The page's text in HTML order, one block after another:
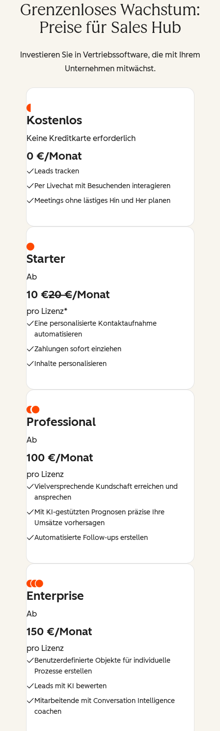
Grenzenloses Wachstum:
Preise für Sales Hub
Investieren Sie in Vertriebssoftware, die mit Ihrem
Unternehmen mitwächst.
Kostenlos
Keine Kreditkarte erforderlich
0 €/Monat
Leads tracken
Per Livechat mit Besuchenden interagieren
Meetings ohne lästiges Hin und Her planen
Starter
Ab
10 €20 €/Monat
pro Lizenz*
Eine personalisierte Kontaktaufnahme
automatisieren
Zahlungen sofort einziehen
Inhalte personalisieren
Professional
Ab
100 €/Monat
pro Lizenz
Vielversprechende Kundschaft erreichen und
ansprechen
Mit KI-gestützten Prognosen präzise Ihre
Umsätze vorhersagen
Automatisierte Follow-ups erstellen
Enterprise
Ab
150 €/Monat
pro Lizenz
Benutzerdefinierte Objekte für individuelle
Prozesse erstellen
Leads mit KI bewerten
Mitarbeitende mit Conversation Intelligence
coachen